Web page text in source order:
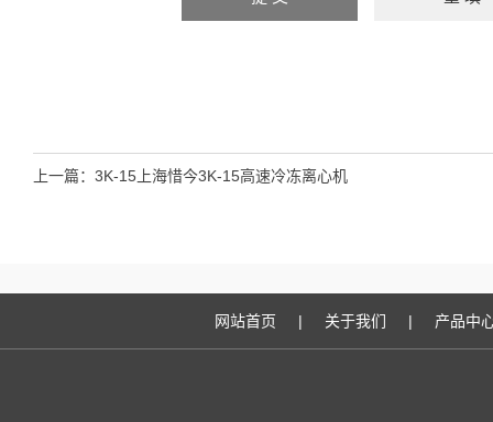
上一篇： 3K-15上海惜今3K-15高速冷冻离心机
网站首页 | 关于我们 | 产品中